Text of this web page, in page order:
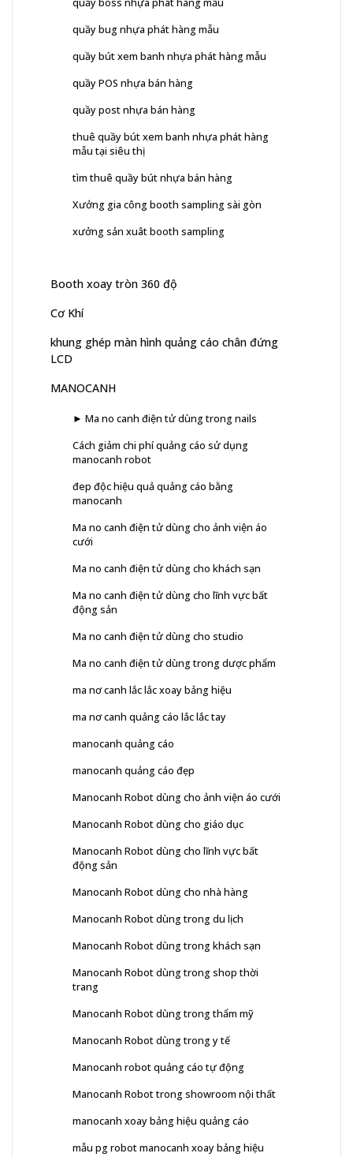
quầy bug nhựa phát hàng mẫu
quầy bút xem banh nhựa phát hàng mẫu
quầy POS nhựa bán hàng
quầy post nhựa bán hàng
thuê quầy bút xem banh nhựa phát hàng
mẫu tại siêu thị
tìm thuê quầy bút nhựa bán hàng
Xưởng gia công booth sampling sài gòn
xưởng sản xuât booth sampling
Booth xoay tròn 360 độ
Cơ Khí
khung ghép màn hình quảng cáo chân đứng
LCD
MANOCANH
► Ma no canh điện tử dùng trong nails
Cách giảm chi phí quảng cáo sử dụng
manocanh robot
đep độc hiệu quả quảng cáo bằng
manocanh
Ma no canh điện tử dùng cho ảnh viện áo
cưới
Ma no canh điện tử dùng cho khách sạn
Ma no canh điện tử dùng cho lĩnh vực bất
động sản
Ma no canh điện tử dùng cho studio
Ma no canh điện tử dùng trong dược phẩm
ma nơ canh lắc lắc xoay bảng hiệu
ma nơ canh quảng cáo lắc lắc tay
manocanh quảng cáo
manocanh quảng cáo đẹp
Manocanh Robot dùng cho ảnh viện áo cưới
Manocanh Robot dùng cho giáo dục
Manocanh Robot dùng cho lĩnh vực bất
động sản
Manocanh Robot dùng cho nhà hàng
Manocanh Robot dùng trong du lịch
Manocanh Robot dùng trong khách sạn
Manocanh Robot dùng trong shop thời
trang
Manocanh Robot dùng trong thẩm mỹ
Manocanh Robot dùng trong y tế
Manocanh robot quảng cáo tự động
Manocanh Robot trong showroom nội thất
manocanh xoay bảng hiệu quảng cáo
mẫu pg robot manocanh xoay bảng hiệu